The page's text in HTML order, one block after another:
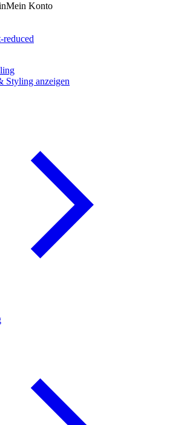
Mein Konto
Styling anzeigen